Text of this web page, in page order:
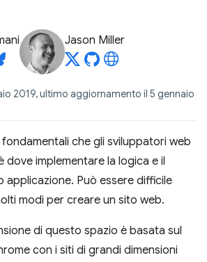
Jason Miller
2019, ultimo aggiornamento il 5 gennaio
che gli sviluppatori web
dove implementare la logica e il
applicazione. Può essere difficile
modi per creare un sito web.
di questo spazio è basata sul
con i siti di grandi dimensioni